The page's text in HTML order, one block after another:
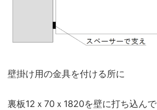
壁掛け用の金具を付ける所に
裏板12ｘ70ｘ1820を壁に打ち込んで